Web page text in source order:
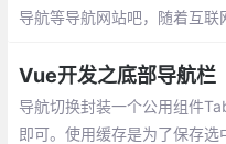
导航等导航网站吧，随着互联
多广告，新闻等，使的网站看
Vue开发之底部导航栏
导航切换封装一个公用组件
即可。使用缓存是为了保存